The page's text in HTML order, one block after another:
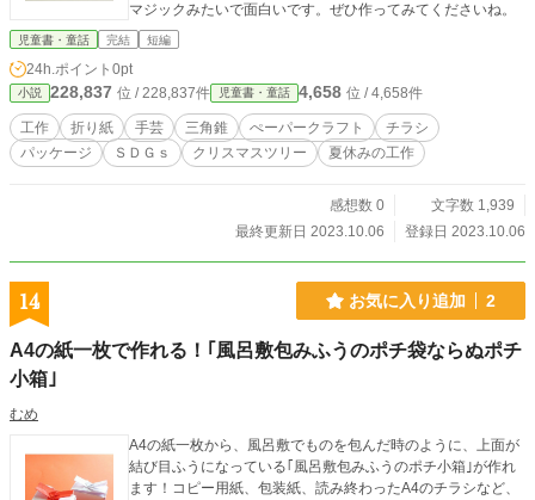
マジックみたいで面白いです。ぜひ作ってみてくださいね。
児童書・童話 完結 短編
24h.ポイント 0pt
小説 228,837 位 / 228,837件 児童書・童話 4,658 位 / 4,658件
工作 折り紙 手芸 三角錐 ぺーパークラフト
チラシ
パッケージ
ＳＤＧｓ クリスマスツリー 夏休みの工作
感想数 0
文字数 1,939
最終更新日 2023.10.06
登録日 2023.10.06
14 お気に入り追加 2
A4の紙一枚で作れる！｢風呂敷包みふうのポチ袋ならぬポチ
小箱｣
むめ
A4の紙一枚から、風呂敷でものを包んだ時のように、上面が
結び目ふうになっている｢風呂敷包みふうのポチ小箱｣が作れ
ます！コピー用紙、包装紙、読み終わったA4のチラシなど、